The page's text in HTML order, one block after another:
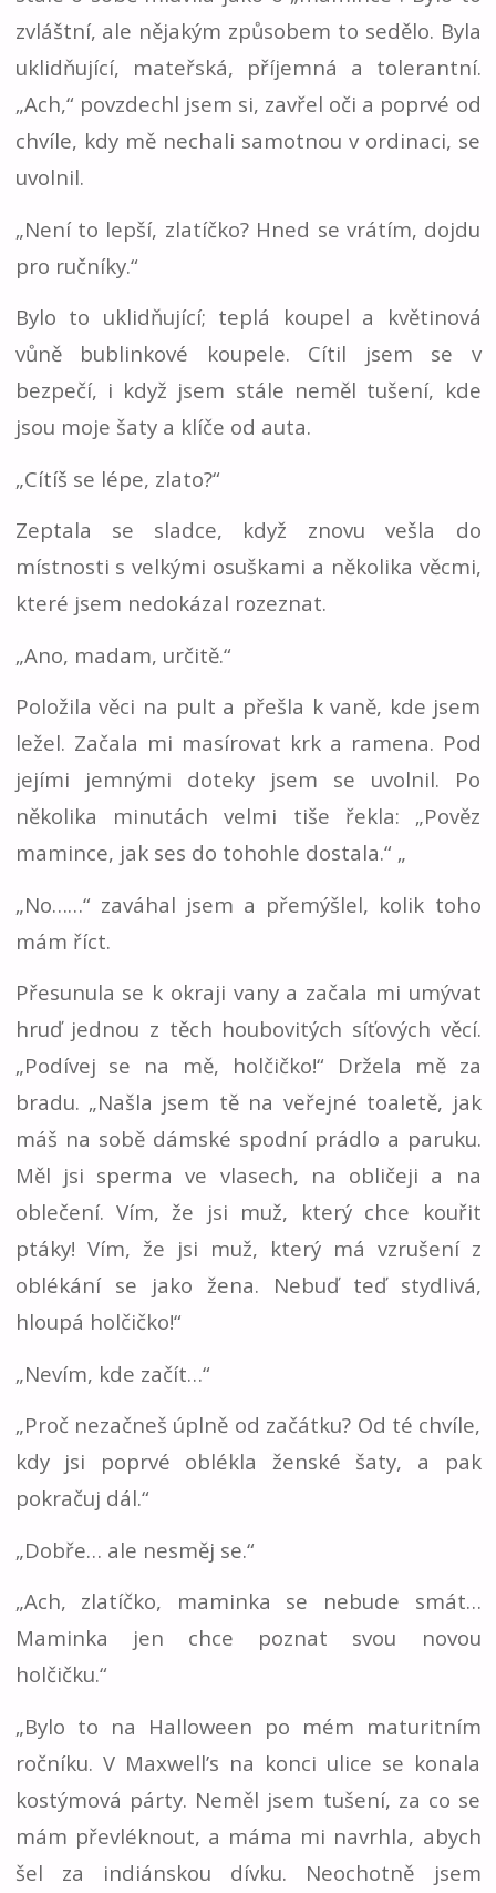
zvláštní, ale nějakým způsobem to sedělo. Byla
uklidňující, mateřská, příjemná a tolerantní.
„Ach,“ povzdechl jsem si, zavřel oči a poprvé od
chvíle, kdy mě nechali samotnou v ordinaci, se
uvolnil.
„Není to lepší, zlatíčko? Hned se vrátím, dojdu
pro ručníky.“
Bylo to uklidňující; teplá koupel a květinová
vůně bublinkové koupele. Cítil jsem se v
bezpečí, i když jsem stále neměl tušení, kde
jsou moje šaty a klíče od auta.
„Cítíš se lépe, zlato?“
Zeptala se sladce, když znovu vešla do
místnosti s velkými osuškami a několika věcmi,
které jsem nedokázal rozeznat.
„Ano, madam, určitě.“
Položila věci na pult a přešla k vaně, kde jsem
ležel. Začala mi masírovat krk a ramena. Pod
jejími jemnými doteky jsem se uvolnil. Po
několika minutách velmi tiše řekla: „Pověz
mamince, jak ses do tohohle dostala.“ „
„No……“ zaváhal jsem a přemýšlel, kolik toho
mám říct.
Přesunula se k okraji vany a začala mi umývat
hruď jednou z těch houbovitých síťových věcí.
„Podívej se na mě, holčičko!“ Držela mě za
bradu. „Našla jsem tě na veřejné toaletě, jak
máš na sobě dámské spodní prádlo a paruku.
Měl jsi sperma ve vlasech, na obličeji a na
oblečení. Vím, že jsi muž, který chce kouřit
ptáky! Vím, že jsi muž, který má vzrušení z
oblékání se jako žena. Nebuď teď stydlivá,
hloupá holčičko!“
„Nevím, kde začít…“
„Proč nezačneš úplně od začátku? Od té chvíle,
kdy jsi poprvé oblékla ženské šaty, a pak
pokračuj dál.“
„Dobře… ale nesměj se.“
„Ach, zlatíčko, maminka se nebude smát…
Maminka jen chce poznat svou novou
holčičku.“
„Bylo to na Halloween po mém maturitním
ročníku. V Maxwell’s na konci ulice se konala
kostýmová párty. Neměl jsem tušení, za co se
mám převléknout, a máma mi navrhla, abych
šel za indiánskou dívku. Neochotně jsem